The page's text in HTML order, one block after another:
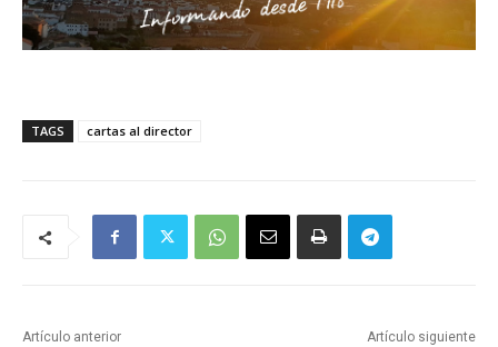
TAGS cartas al director
Artículo anterior Artículo siguiente